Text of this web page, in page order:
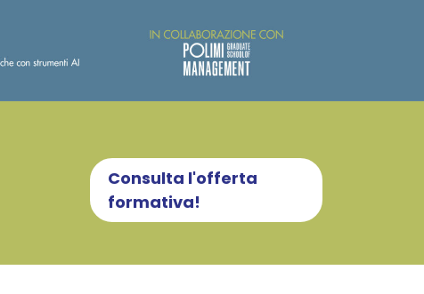
Consulta l'offerta
formativa!